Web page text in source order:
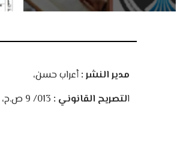
مدير النشر :أعراب حسن،
التصريح القانوني :